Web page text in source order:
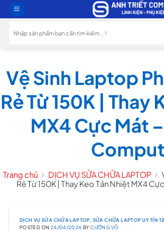
to
content
Vệ Sinh Laptop
Rẻ Từ 150K | Thay
MX4 Cực Mát
Trang chủ DỊCH VỤ SỬA CHỮA LAPTOP
Rẻ Từ 150K | Thay Keo Tản Nhiệt MX4
DỊCH VỤ SỬA CHỮA LAPTOP, SỬA CHỮA LAPTOP UY TÍN
POSTED ON 24/04/2026 BYCƯỜNG VÕ